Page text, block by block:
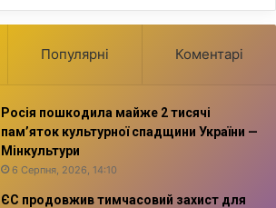
Популярні Коментарі
Росія пошкодила майже 2 тисячі
пам’яток культурної спадщини України —
Мінкультури
6 Серпня, 2026, 14:10
ЄС продовжив тимчасовий захист для